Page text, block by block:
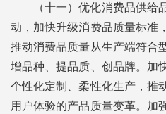
（十一）优化消费品供
动，加快升级消费品质量标准
推动消费品质量从生产端符合
增品种、提品质、创品牌。加
个性化定制、柔性化生产，推
用户体验的产品质量变革。加